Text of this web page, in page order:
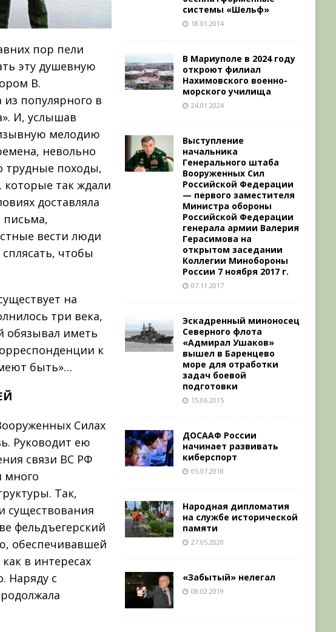
пор пели
эту душевную
В.
популярного в
И, услышав
мелодию
невольно
трудные походы,
так ждали
доставляла
письма,
вести люди
чтобы
на
три века,
обязывал иметь
к
быть»…
Силах
Руководит ею
связи ВС РФ
много
Так,
существования
фельдъегерский
обеспечивавшей
в интересах
Наряду с
системы «Шельф»
18.01.2014
В Мариуполе в 2024 году
откроют филиал
Нахимовского военно-
морского училища
24.01.2024
Выступление
начальника
Генерального штаба
Вооруженных Сил
Российской Федерации
— первого заместителя
Министра обороны
Российской Федерации
генерала армии Валерия
Герасимова на
открытом заседании
Коллегии Минобороны
России 7 ноября 2017 г.
07.11.2017
Эскадренный миноносец
Северного флота
«Адмирал Ушаков»
вышел в Баренцево
море для отработки
задач боевой
подготовки
15.06.2015
ДОСААФ России
начинает развивать
киберспорт
05.07.2018
Народная дипломатия
на службе исторической
памяти
27.05.2020
«Забытый» нелегал
08.02.2019